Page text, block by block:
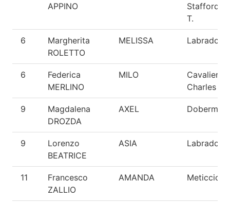
APPINO
T.
6
Margherita
ROLETTO
MELISSA Labrador
6
Federica
MERLINO
MILO
Cavalier
Charles
9
Magdalena
DROZDA
AXEL
9
Lorenzo
BEATRICE
ASIA Labrador
11
Francesco
ZALLIO
AMANDA Meticcio